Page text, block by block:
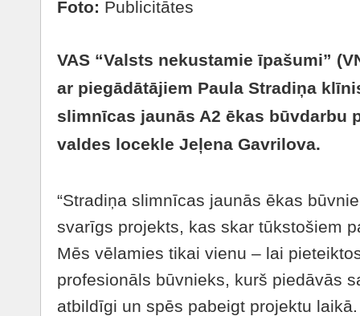
Foto: Publicitātes
VAS “Valsts nekustamie īpašumi”
ar piegādātājiem Paula Stradiņa
slimnīcas jaunās A2 ēkas būvdarbu
valdes locekle Jeļena Gavrilova.
“Stradiņa slimnīcas jaunās ēkas
svarīgs projekts, kas skar tūkstošiem
Mēs vēlamies tikai vienu – lai
profesionāls būvnieks, kurš piedāvās
atbildīgi un spēs pabeigt projektu